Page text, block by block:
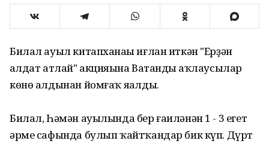
Билал ауыл китапханаһы иғлан иткән "Ерҙән
һалдат атлай" акцияһына Ватанды һаҡлаусылар
көнө алдынан йомғаҡ яһалды.
Билал, Һәмән ауылында бер ғаиләнән 1 - 3 егет
әрме сафында булып ҡайтҡандар бик күп. Дүрт